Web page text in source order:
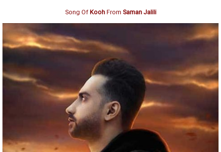
Song OfKoohFrom Saman Jalili